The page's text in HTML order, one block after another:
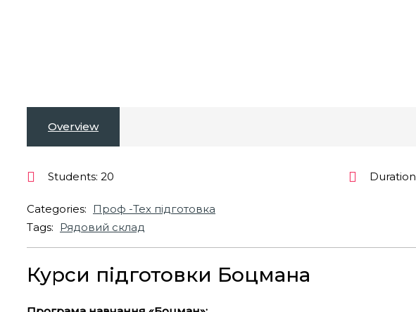
Overview
Students: 20 Duration
Categories: Проф -Тех підготовка
Tags: Рядовий склад
Курси підготовки Боцмана